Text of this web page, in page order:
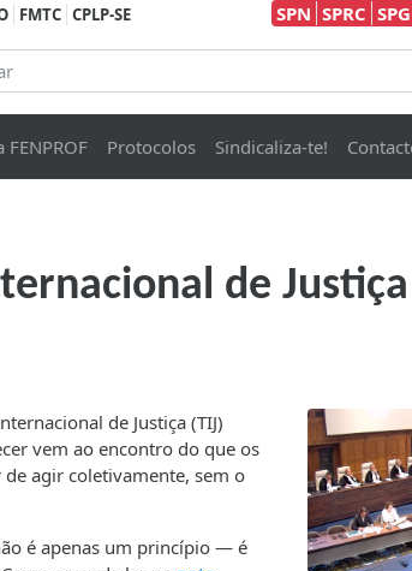
FMTC CPLP-SE SPN SPRC
FENPROF Protocolos Sindicaliza-te!
de
de Justiça (TIJ)
vem ao encontro do que os
agir coletivamente, sem o
é apenas um princípio — é